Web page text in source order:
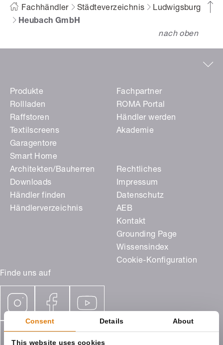
Consent Details About
This website uses cookies
Fachhändler Städteverzeichnis
Ludwigsburg
Heubach GmbH
nach oben
Finde uns auf
Produkte
Rollladen
Raffstoren
Textilscreens
Garagentore
Smart Home
Fachpartner
ROMA Portal
Händler werden
Akademie
Architekten/Bauherren
Downloads
Händler finden
Händlerverzeichnis
Rechtliches
Impressum
Datenschutz
AEB
Kontakt
Grounding Page
Wissensindex
Cookie-Konfiguration